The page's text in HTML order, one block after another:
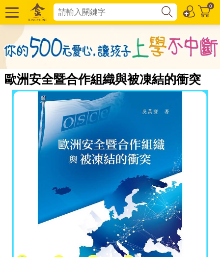
0
歐洲安全暨合作組織與被凍結的衝突